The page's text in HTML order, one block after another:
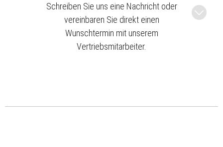
Schreiben Sie uns eine Nachricht oder
vereinbaren Sie direkt einen
Wunschtermin mit unserem
Vertriebsmitarbeiter.